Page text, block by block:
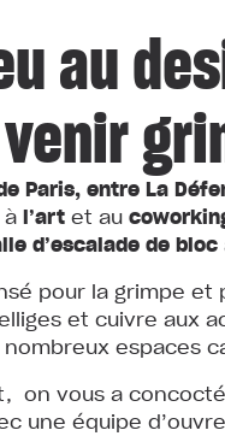
au
Paris, entre La
à l’art et au
d’escalade de bloc
pour la grimpe et
et cuivre aux
espaces
on vous a
une équipe